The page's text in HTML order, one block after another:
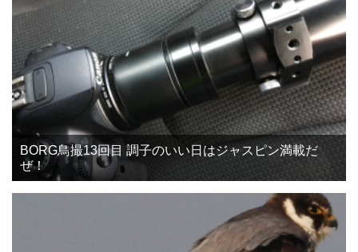
BORG鳥撮13回目 調子のいい日はジャスピン満載だ
ぜ！